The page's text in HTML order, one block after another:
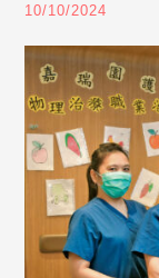
10/10/2024